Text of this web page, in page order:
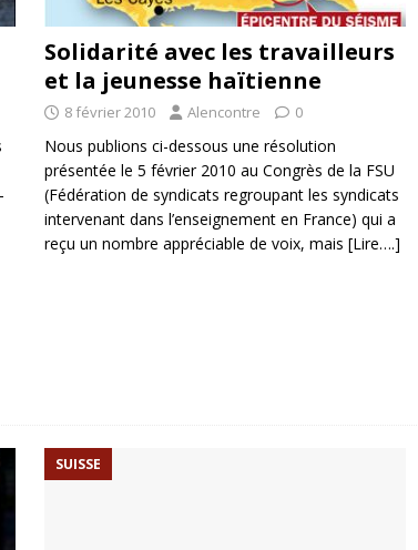
Solidarité avec les travailleurs
et la jeunesse haïtienne
8 février 2010 Alencontre 0
Nous publions ci-dessous une résolution
présentée le 5 février 2010 au Congrès de la FSU
(Fédération de syndicats regroupant les syndicats
intervenant dans l’enseignement en France) qui a
reçu un nombre appréciable de voix, mais [Lire….]
SUISSE